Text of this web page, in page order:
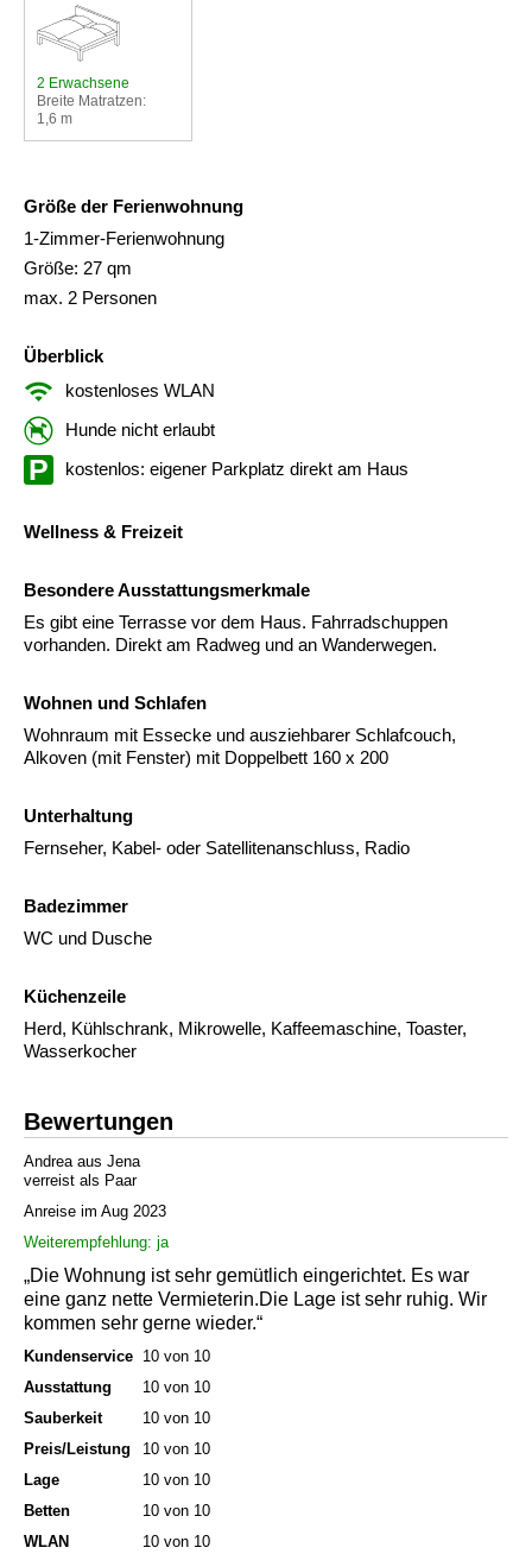
2 Erwachsene
Breite Matratzen:
1,6 m
Größe der Ferienwohnung
1-Zimmer-Ferienwohnung
Größe: 27 qm
max. 2 Personen
Überblick
kostenloses WLAN
Hunde nicht erlaubt
kostenlos: eigener Parkplatz direkt am Haus
Wellness & Freizeit
Besondere Ausstattungsmerkmale
Es gibt eine Terrasse vor dem Haus. Fahrradschuppen
vorhanden. Direkt am Radweg und an Wanderwegen.
Wohnen und Schlafen
Wohnraum mit Essecke und ausziehbarer Schlafcouch,
Alkoven (mit Fenster) mit Doppelbett 160 x 200
Unterhaltung
Fernseher, Kabel- oder Satellitenanschluss, Radio
Badezimmer
WC und Dusche
Küchenzeile
Herd, Kühlschrank, Mikrowelle, Kaffeemaschine, Toaster,
Wasserkocher
Bewertungen
Andrea aus Jena
verreist als Paar
Anreise im Aug 2023
Weiterempfehlung: ja
„Die Wohnung ist sehr gemütlich eingerichtet. Es war
eine ganz nette Vermieterin.Die Lage ist sehr ruhig. Wir
kommen sehr gerne wieder.“
Kundenservice 10 von 10
Ausstattung
10 von 10
Sauberkeit
10 von 10
Preis/Leistung
10 von 10
Lage
10 von 10
Betten
10 von 10
WLAN
10 von 10